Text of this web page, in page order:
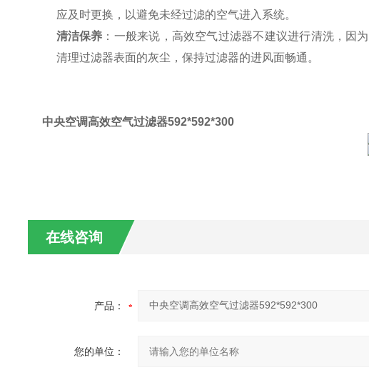
应及时更换，以避免未经过滤的空气进入系统。
清洁保养 ：一般来说，高效空气过滤器不建议进行清洗，因
清理过滤器表面的灰尘，保持过滤器的进风面畅通。
中央空调高效空气过滤器592*592*300
在线咨询
产品：
您的单位：